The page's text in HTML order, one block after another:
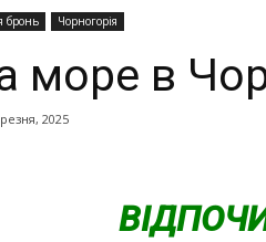
бронь Чорногорія
море в
2025